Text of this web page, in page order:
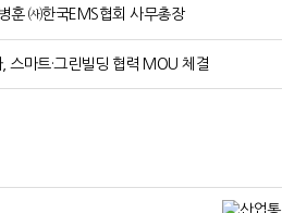
훈 ㈔한국EMS협회 사무총장
스마트·그린빌딩 협력 MOU 체결